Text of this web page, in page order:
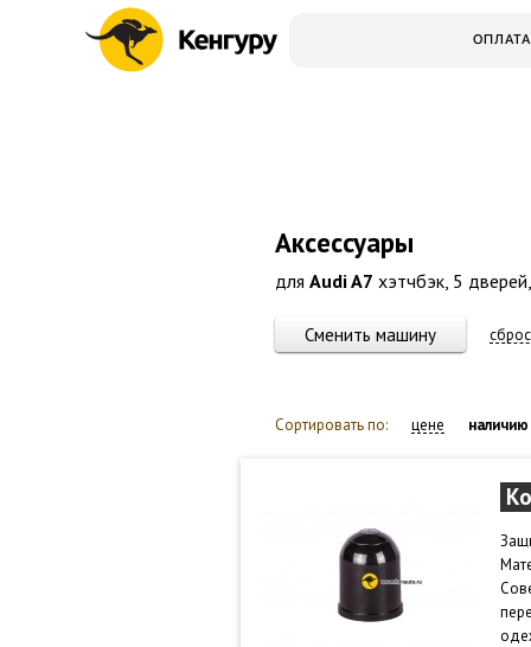
ОПЛАТА
Аксессуары
для Audi A7 хэтчбэк, 5
Сменить машину
Сортировать по: цене наличию